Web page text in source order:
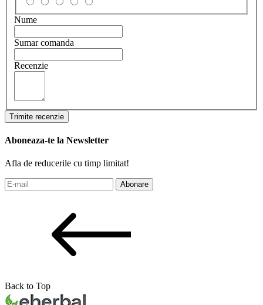
Nume
Sumar comanda
Recenzie
Trimite recenzie
Aboneaza-te la Newsletter
Afla de reducerile cu timp limitat!
Abonare
Back to Top